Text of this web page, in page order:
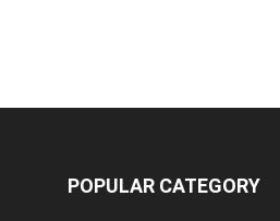
POPULAR CATEGORY